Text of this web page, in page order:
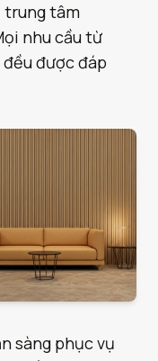
trung tâm
nhu cầu từ
được đáp
sàng phục vụ